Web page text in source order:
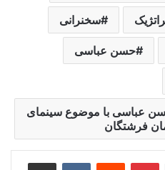
سخنرانی
حسن عباسی
عباسی با موضوع سینمای
فرشتگان
‫تامبلر ‫پین‌ترست‫رددیت ‫VKontakteاشتراک گذاری از طریق ایمیل